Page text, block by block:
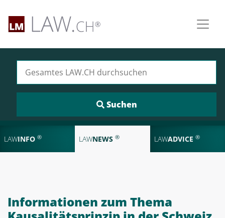
LAWINFO ® LAWNEWS ® LAWADVICE ®
Informationen zum Thema